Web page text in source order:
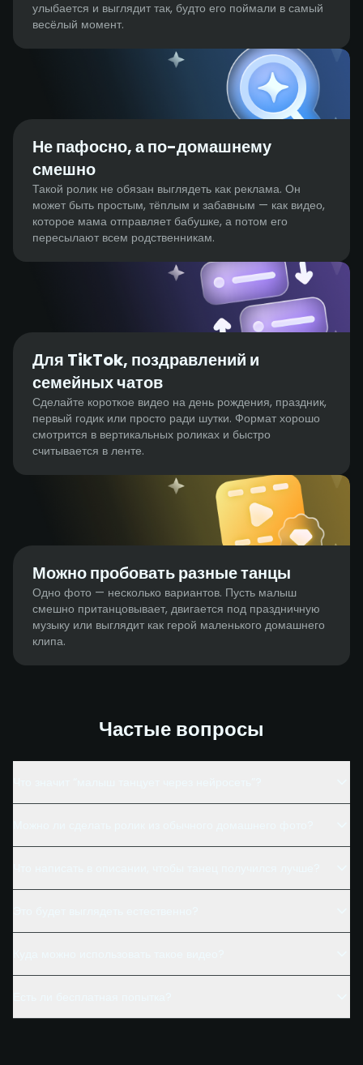
улыбается и выглядит так, будто его поймали в самый
весёлый момент.
Не пафосно, а по-домашнему
смешно
Такой ролик не обязан выглядеть как реклама. Он
может быть простым, тёплым и забавным — как видео,
которое мама отправляет бабушке, а потом его
пересылают всем родственникам.
Для TikTok, поздравлений и
семейных чатов
Сделайте короткое видео на день рождения, праздник,
первый годик или просто ради шутки. Формат хорошо
смотрится в вертикальных роликах и быстро
считывается в ленте.
Можно пробовать разные танцы
Одно фото — несколько вариантов. Пусть малыш
смешно пританцовывает, двигается под праздничную
музыку или выглядит как герой маленького домашнего
клипа.
Частые вопросы